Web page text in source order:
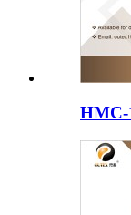
HMC-